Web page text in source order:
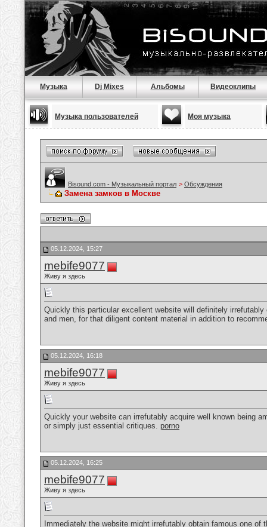
Музыка Dj Mixes Альбомы Видеоклипы
Музыка пользователей Моя музыка
Bisound.com - Музыкальный портал > Обсуждения
Замена замков в Москве
05.12.2024, 15:27
mebife9077
Живу я здесь
Quickly this particular excellent website will definitely
and men, for that diligent content material in addition to
05.12.2024, 16:18
mebife9077
Живу я здесь
Quickly your website can irrefutably acquire well known being
or simply just essential critiques. porno
05.12.2024, 16:25
mebife9077
Живу я здесь
Immediately the website might irrefutably obtain famous one